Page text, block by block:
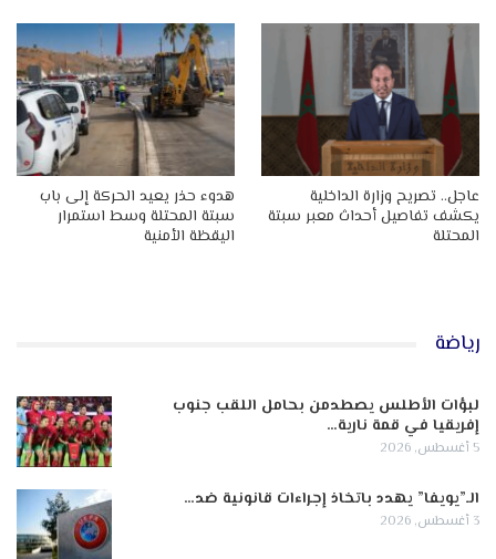
عاجل.. تصريح وزارة الداخلية
يكشف تفاصيل أحداث معبر سبتة
المحتلة
هدوء حذر يعيد الحركة إلى باب
سبتة المحتلة وسط استمرار
اليقظة الأمنية
رياضة
لبؤات الأطلس يصطدمن بحامل اللقب جنوب
إفريقيا في قمة نارية…
5 أغسطس, 2026
الـ”يويفا” يهدد باتخاذ إجراءات قانونية ضد…
3 أغسطس, 2026